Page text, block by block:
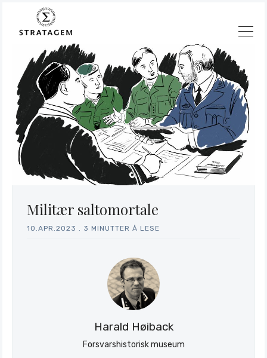
Søk
Stratagem
Militær saltomortale
10.APR.2023 3 MINUTTER Å LESE
Harald Høiback
Forsvarshistorisk museum